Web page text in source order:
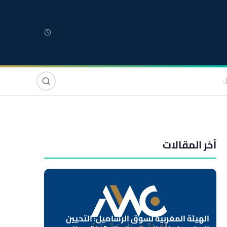
صوت وصورة
آخر المقالات
الهيئة المغربية لسوق الرساميل: التحيين